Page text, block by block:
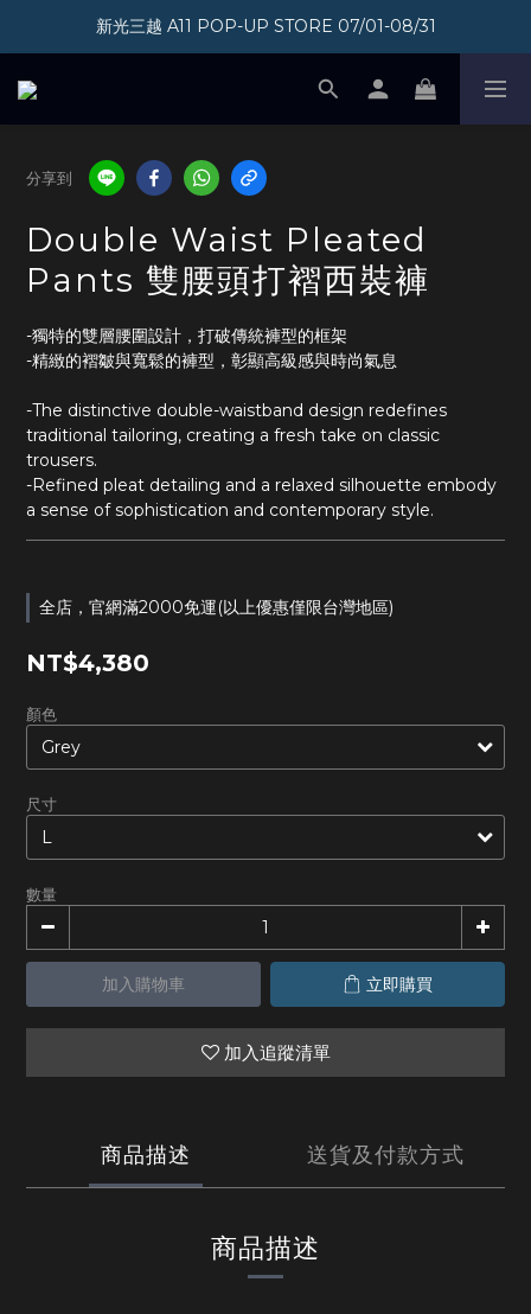
加入會員即享300元購物金
新光三越 A11 POP-UP STORE 07/01-08/31
加入會員即享300元購物金
分享到
Double Waist Pleated
Pants 雙腰頭打褶西裝褲
-獨特的雙層腰圍設計，打破傳統褲型的框架
-精緻的褶皺與寬鬆的褲型，彰顯高級感與時尚氣息
-The distinctive double-waistband design redefines
traditional tailoring, creating a fresh take on classic
trousers.
-Refined pleat detailing and a relaxed silhouette embody
a sense of sophistication and contemporary style.
全店，官網滿2000免運(以上優惠僅限台灣地區)
NT$4,380
顏色
尺寸
數量
加入購物車 立即購買
加入追蹤清單
商品描述 送貨及付款方式
商品描述